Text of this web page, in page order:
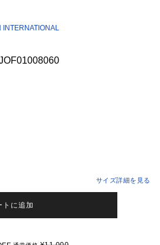
INTERNATIONAL
サイズ詳細を見る
トに追加